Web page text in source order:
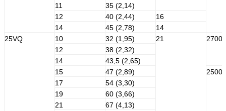
11
35 (2,14)
12
40 (2,44)
16
14
45 (2,78)
14
25VQ
10 32 (1,95) 21
2700
12
38 (2,32)
14
43,5 (2,65)
15
47 (2,89)
2500
17
54 (3,30)
19
60 (3,66)
21
67 (4,13)